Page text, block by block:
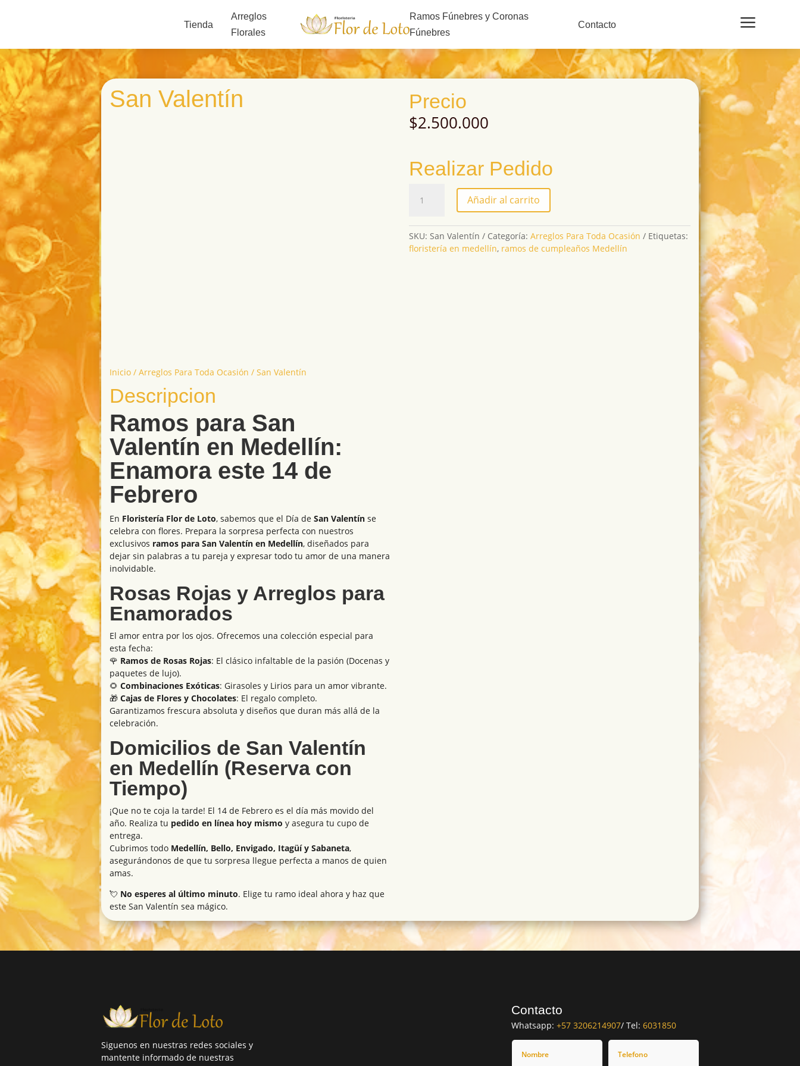
Tienda
Arreglos
Florales
Ramos Fúnebres y Coronas
Fúnebres
Contacto a
San Valentín
Inicio / Arreglos Para Toda Ocasión / San Valentín
Descripcion
Ramos para San
Valentín en Medellín:
Enamora este 14 de
Febrero
En Floristería Flor de Loto, sabemos que el Día de San Valentín se
celebra con flores. Prepara la sorpresa perfecta con nuestros
exclusivos ramos para San Valentín en Medellín, diseñados para
dejar sin palabras a tu pareja y expresar todo tu amor de una manera
inolvidable.
​Rosas Rojas y Arreglos para
Enamorados
El amor entra por los ojos. Ofrecemos una colección especial para
esta fecha:
​🌹 Ramos de Rosas Rojas: El clásico infaltable de la pasión (Docenas y
paquetes de lujo).
​🌻 Combinaciones Exóticas: Girasoles y Lirios para un amor vibrante.
​🎁 Cajas de Flores y Chocolates: El regalo completo.
Garantizamos frescura absoluta y diseños que duran más allá de la
celebración.
Domicilios de San Valentín
en Medellín (Reserva con
Tiempo)
¡Que no te coja la tarde! El 14 de Febrero es el día más movido del
año. Realiza tu pedido en línea hoy mismo y asegura tu cupo de
entrega.
Cubrimos todo Medellín, Bello, Envigado, Itagüí y Sabaneta,
asegurándonos de que tu sorpresa llegue perfecta a manos de quien
amas.
💘 No esperes al último minuto. Elige tu ramo ideal ahora y haz que
este San Valentín sea mágico.
Precio
$2.500.000
Realizar Pedido
Valentín
Añadir al carrito
SKU: San Valentín Categoría: Arreglos Para Toda Ocasión
Etiquetas:
floristería en medellín, ramos de cumpleaños Medellín
Siguenos en nuestras redes sociales y
mantente informado de nuestras
Contacto
Whatsapp:+57 3206214907/ Tel:6031850